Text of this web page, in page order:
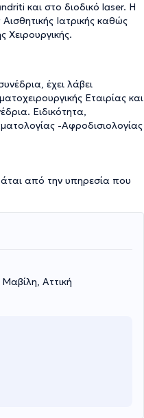
και στο διοδικό laser. Η
Ιατρικής καθώς
Χειρουργικής.
έχει λάβει
Εταιρίας και
Ειδικότητα,
-Αφροδισιολογίας
από την υπηρεσία που
Αττική